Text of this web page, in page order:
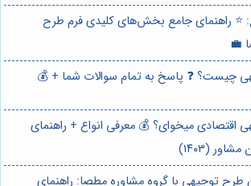
⭐️ راهنمای جامع بخش‌های کلیدی فرم طرح
💼
چیست؟ ❓ پاسخ به تمام سوالات شما + 💰
اقتصادی میخوای؟ 💰 معرفی انواع + راهنمای
(۱۴۰۳)
طرح توجیهی با گروه مشاوره مطصا: راهنمای